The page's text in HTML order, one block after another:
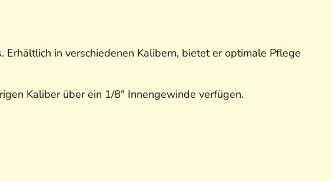
in verschiedenen Kalibern, bietet er optimale Pflege
Kaliber über ein 1/8" Innengewinde verfügen.